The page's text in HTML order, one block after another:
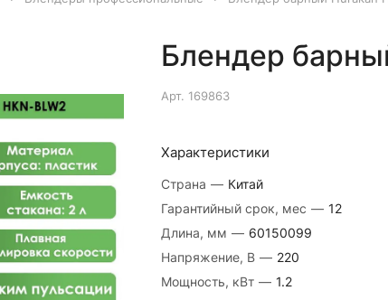
Блендер
Арт. 169863
Характеристики
Страна — Китай
Гарантийный срок, мес — 12
Длина, мм — 60150099
Напряжение, В — 220
Мощность, кВт — 1.2